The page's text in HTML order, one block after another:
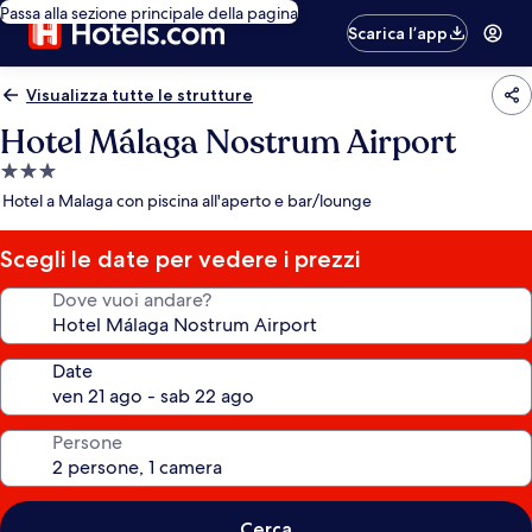
Passa alla sezione principale della pagina
Scarica l’app
Visualizza tutte le strutture
Hotel Málaga Nostrum Airport
Struttura
a
stelle
Hotel a Malaga con piscina all'aperto e bar/lounge
Scegli le date per vedere i prezzi
Dove vuoi andare?
Date
Persone